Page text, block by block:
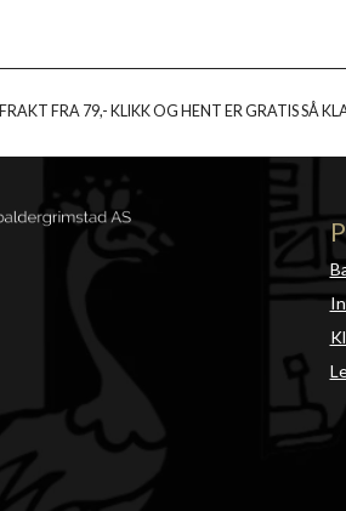
FRAKT FRA 79,- KLIKK OG HENT ER GRATIS SÅ